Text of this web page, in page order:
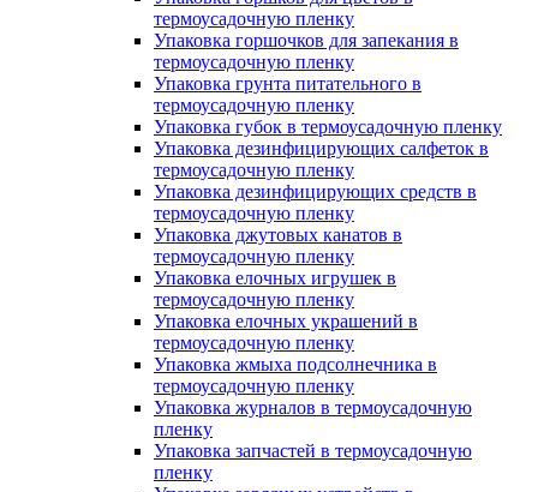
термоусадочную пленку
Упаковка горшочков для запекания в
термоусадочную пленку
Упаковка грунта питательного в
термоусадочную пленку
Упаковка губок в термоусадочную пленку
Упаковка дезинфицирующих салфеток в
термоусадочную пленку
Упаковка дезинфицирующих средств в
термоусадочную пленку
Упаковка джутовых канатов в
термоусадочную пленку
Упаковка елочных игрушек в
термоусадочную пленку
Упаковка елочных украшений в
термоусадочную пленку
Упаковка жмыха подсолнечника в
термоусадочную пленку
Упаковка журналов в термоусадочную
пленку
Упаковка запчастей в термоусадочную
пленку